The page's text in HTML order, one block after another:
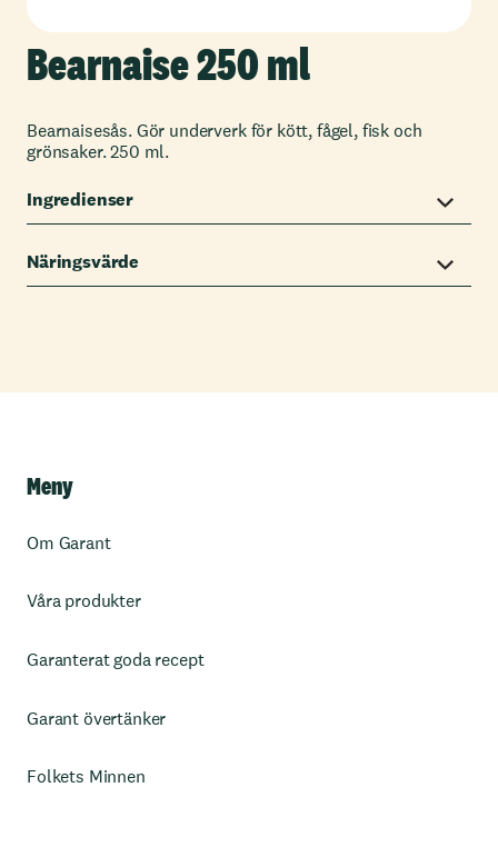
Bearnaise 250 ml
Bearnaisesås. Gör underverk för kött, fågel, fisk och
grönsaker. 250 ml.
Ingredienser
Näringsvärde
Meny
Om Garant
Våra produkter
Garanterat goda recept
Garant övertänker
Folkets Minnen